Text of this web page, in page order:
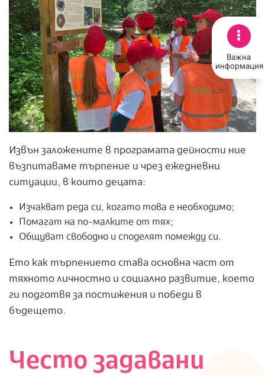
Важна
информация
Извън заложените в програмата дейности ние
възпитаваме търпение и чрез ежедневни
ситуации, в които децата:
Изчакват реда си, когато това е необходимо;
Помагат на по-малките от тях;
Общуват свободно и споделят помежду си.
Ето как търпението става основна част от
тяхното личностно и социално развитие, което
ги подготвя за постижения и победи в
бъдещето.
Често задавани